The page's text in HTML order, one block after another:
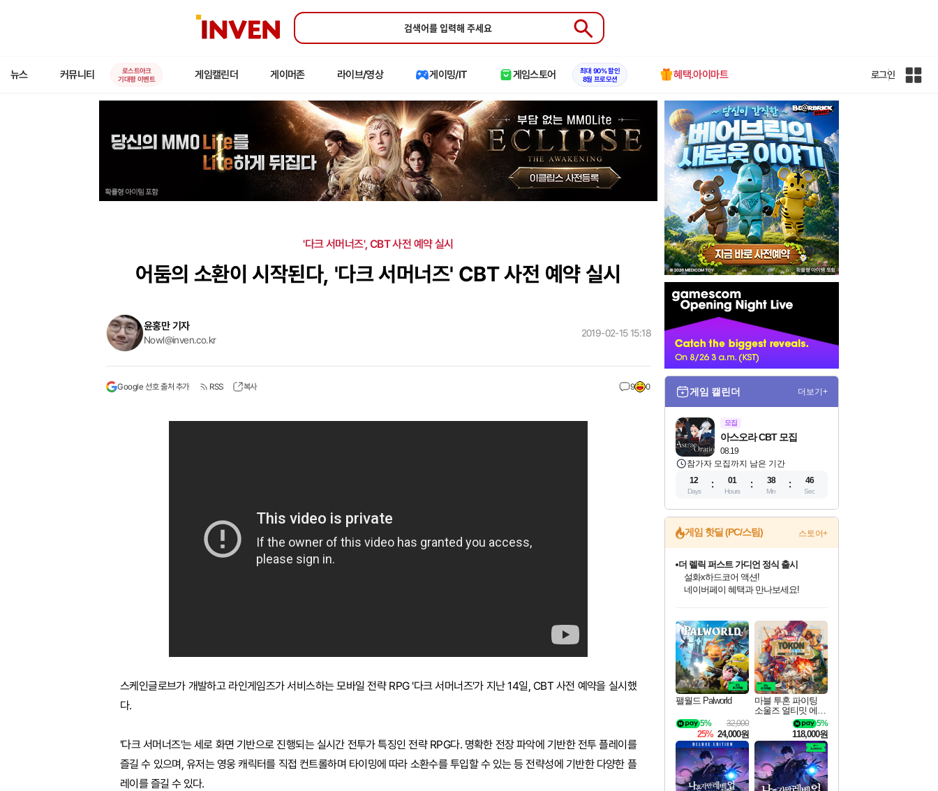
인
Submit
뉴스 커뮤니티
로스트아크
기대평 이벤트
게임캘린더 게이머존 라이브/영상 게이밍/IT 게임스토어
최대 90% 할인
8월 프로모션
혜택.아이마트 로그인
인
어둠의 소환이 시작된다, '다크 서머너즈' CBT 사전 예약 실시
'다크 서머너즈', CBT 사전 예약 실시
윤홍만 기자
Nowl@inven.co.kr
Google 선호 출처 추가 RSS 복사 9 0
2019-02-15 15:18
스케인글로브가 개발하고 라인게임즈가 서비스하는 모바일 전략 RPG '다크 서머너즈'가 지난 14일, CBT 사전 예약을 실시했
다.
'다크 서머너즈'는 세로 화면 기반으로 진행되는 실시간 전투가 특징인 전략 RPG다. 명확한 전장 파악에 기반한 전투 플레이를
즐길 수 있으며, 유저는 영웅 캐릭터를 직접 컨트롤하며 타이밍에 따라 소환수를 투입할 수 있는 등 전략성에 기반한 다양한 플
레이를 즐길 수 있다.
벤
게임 캘린더 더보기+
모집
08.19
아스오라 CBT 모집
참가자 모집까지 남은 기간
12
Days
01
Hours
38
Min
45
Sec
게임 핫딜 (PC/스팀) 스토어+
최대 90% 할인가를 만나보세요!
네이버혜택과 함께 만나보세요!
50%할인&추가 적립까지!
이니&베니 혜택까지!
네이버 혜택가와 함께 예약하세요!
할인&네이버혜택으로 만나보세요!
네이버페이 혜택과 만나보세요!
베데스다 40주년 기념 할인 중!
베데스다의 명작들을
40주년 프로모션으로 만나보세요!
네이버 포인트 혜택까지!
할인가에 만나보세요!
일부 에디션 상시 할인!
혜택으로 예약 판매 중
편안하게 충전하세요
팰월드 Palworld
32,000
5%
25% 24,000원
마블 투혼 파이팅
소울즈 얼티밋 에디
션 예약구매 MARV
EL Tokon Fighting S
ouls Ultimate Edition
Pre-Purchase
5%
118,000원